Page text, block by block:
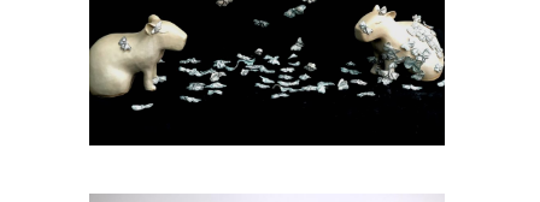
Кнежевић, ванр. проф.
Радови студената